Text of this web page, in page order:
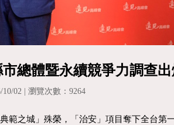
總體暨永續競爭力調查
02 | 瀏覽次數：9264
範之城」殊榮，「治安」項目奪下全台第